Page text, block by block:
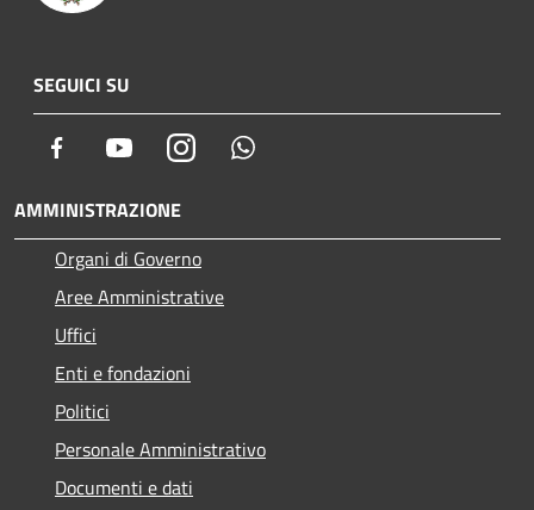
SEGUICI SU
Facebook YoutubeInstagram
AMMINISTRAZIONE
Organi di Governo
Aree Amministrative
Uffici
Enti e fondazioni
Politici
Personale Amministrativo
Documenti e dati